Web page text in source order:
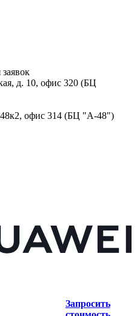
д. 10, офис 320 (БЦ
офис 314 (БЦ "А-48")
Запросить